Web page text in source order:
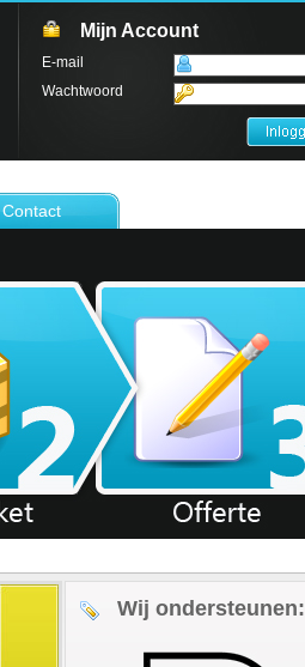
Mijn Account
E-mail
Wachtwoord
Contact
Wij ondersteunen: